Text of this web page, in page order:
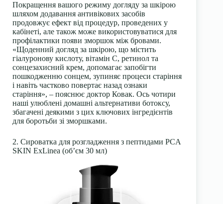
Покращення вашого режиму догляду за шкірою
шляхом додавання антивікових засобів
продовжує ефект від процедур, проведених у
кабінеті, але також може використовуватися для
профілактики появи зморшок між бровами.
«Щоденний догляд за шкірою, що містить
гіалуронову кислоту, вітамін С, ретинол та
сонцезахисний крем, допомагає запобігти
пошкодженню сонцем, зупиняє процеси старіння
і навіть частково повертає назад ознаки
старіння», – пояснює доктор Ковак. Ось чотири
наші улюблені домашні альтернативи ботоксу,
збагачені деякими з цих ключових інгредієнтів
для боротьби зі зморшками.
2. Сироватка для розгладження з пептидами PCA
SKIN ExLinea (об’єм 30 мл)